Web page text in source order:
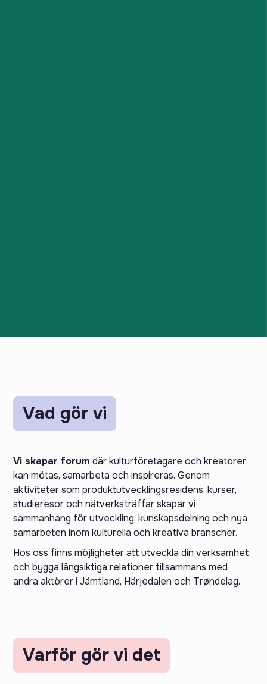
Vad gör vi
Vi skapar forum där kulturföretagare och kreatörer
kan mötas, samarbeta och inspireras. Genom
aktiviteter som produktutvecklingsresidens, kurser,
studieresor och nätverksträffar skapar vi
sammanhang för utveckling, kunskapsdelning och nya
samarbeten inom kulturella och kreativa branscher.
Hos oss finns möjligheter att utveckla din verksamhet
och bygga långsiktiga relationer tillsammans med
andra aktörer i Jämtland, Härjedalen och Trøndelag.
Varför gör vi det